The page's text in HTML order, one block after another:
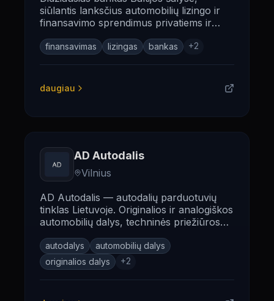
siūlantis lanksčius automobilių lizingo ir
finansavimo sprendimus privatiems ir
finansavimas lizingas bankas +2
daugiau
AD Autodalis
Vilnius
AD Autodalis — autodalių parduotuvių
tinklas Lietuvoje. Originalios ir analogiškos
automobilių dalys, techninės priežiūros
autodalys
automobilių dalys
originalios dalys
+2